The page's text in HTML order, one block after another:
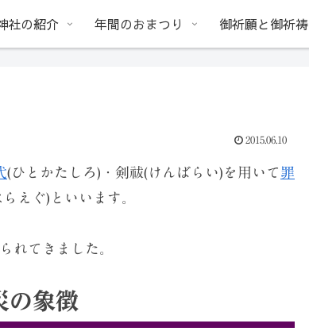
社の紹介 年間のおまつり 御祈願と御祈祷
2015.06.10
(ひとかたしろ)・剣祓(けんばらい)を用いて 罪
えぐ)といいます。
れてきました。
の象徴